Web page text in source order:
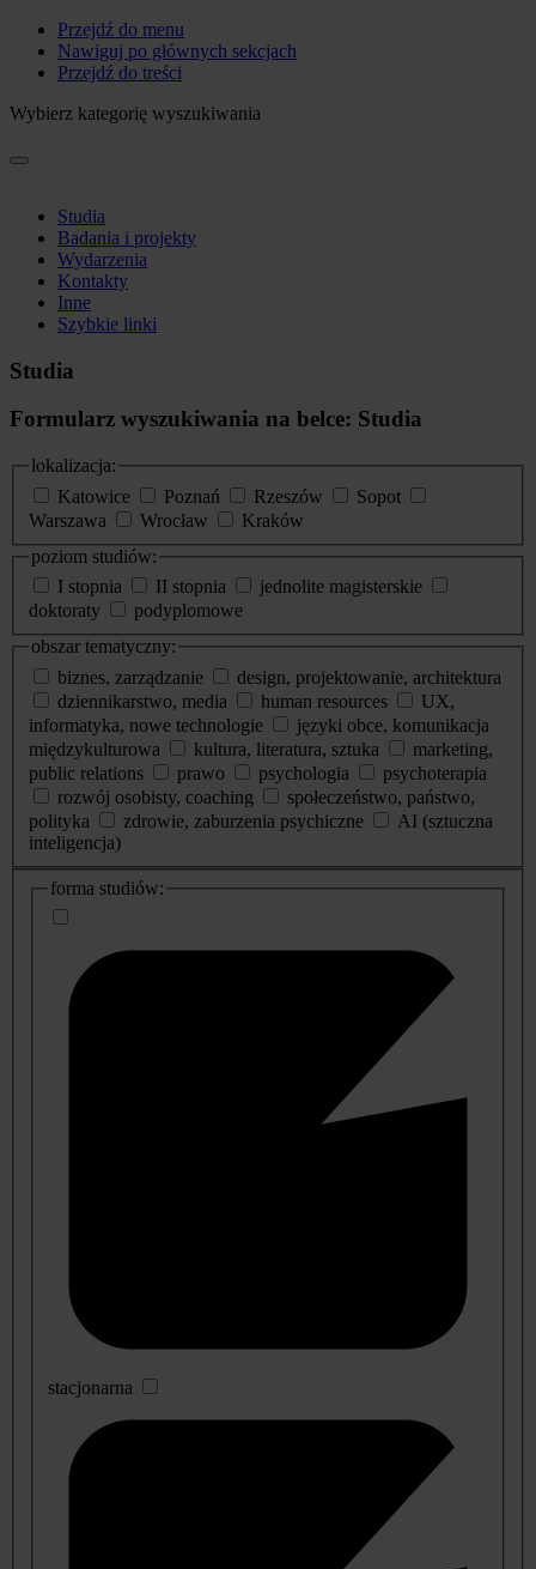
Przejdź do menu
Nawiguj po głównych sekcjach
Przejdź do treści
Wybierz kategorię wyszukiwania
Studia
Badania i projekty
Wydarzenia
Kontakty
Inne
Szybkie linki
Studia
Formularz wyszukiwania na belce: Studia
lokalizacja:
Katowice
Poznań Rzeszów
Sopot
Warszawa
Wrocław
Kraków
poziom studiów:
I stopnia
II stopnia
jednolite magisterskie
doktoraty
podyplomowe
obszar tematyczny:
biznes, zarządzanie
design, projektowanie, architektura
dziennikarstwo, media
human resources
UX,
informatyka, nowe technologie
języki obce, komunikacja
międzykulturowa
kultura, literatura, sztuka
marketing,
public relations
prawo psychologia
psychoterapia
rozwój osobisty, coaching
społeczeństwo, państwo,
polityka
zdrowie, zaburzenia psychiczne
AI (sztuczna
inteligencja)
dodatkowe
informacje
forma studiów:
stacjonarna